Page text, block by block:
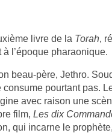
livre de la Torah,
l’époque pharaonique.
beau-père, Jethro.
pourtant pas.
avec raison une
film, Les dix
qui incarne le